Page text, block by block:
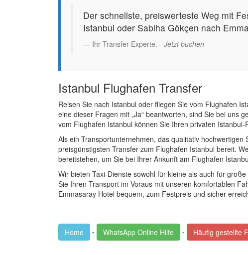
Der schnellste, preiswerteste Weg mit
Istanbul oder Sabiha Gökçen nach
Ihr Transfer-Experte. - Jetzt buchen
Istanbul Flughafen Transfer
Reisen Sie nach Istanbul oder fliegen Sie vom Flughafen
eine dieser Fragen mit „Ja“ beantworten, sind Sie bei uns
vom Flughafen Istanbul können Sie Ihren privaten
Als ein Transportunternehmen, das qualitativ
preisgünstigsten Transfer zum Flughafen Istanbul bereit.
bereitstehen, um Sie bei Ihrer Ankunft am Flughafen
Wir bieten Taxi-Dienste sowohl für kleine als auch für
Sie Ihren Transport im Voraus mit unseren komfortablen
Emmasaray Hotel bequem, zum Festpreis und sicher
Home - WhatsApp Online Hilfe - Häufig gestellte